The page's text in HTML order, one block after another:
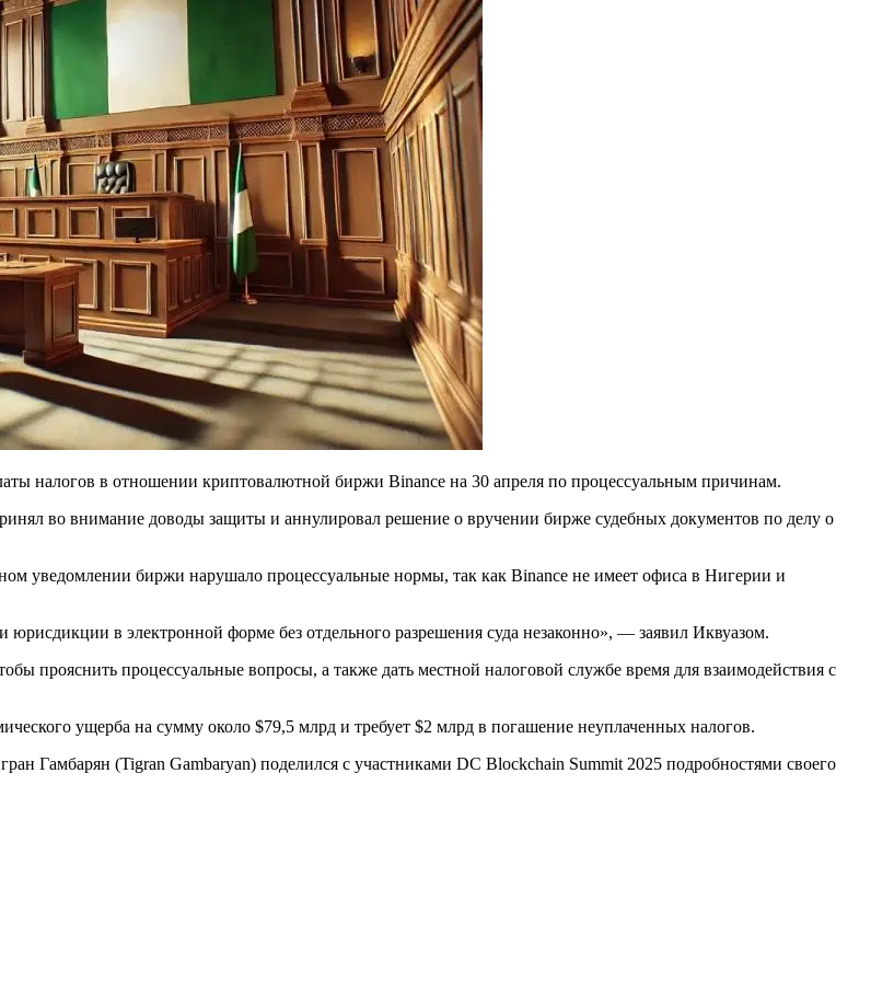
налогов в отношении криптовалютной биржи Binance на 30 апреля по процессуальным причинам.
во внимание доводы защиты и аннулировал решение о вручении бирже судебных документов по делу о
уведомлении биржи нарушало процессуальные нормы, так как Binance не имеет офиса в Нигерии и
в электронной форме без отдельного разрешения суда незаконно», — заявил Иквуазом.
прояснить процессуальные вопросы, а также дать местной налоговой службе время для взаимодействия с
ущерба на сумму около $79,5 млрд и требует $2 млрд в погашение неуплаченных налогов.
Гамбарян (Tigran Gambaryan) поделился с участниками DC Blockchain Summit 2025 подробностями своего